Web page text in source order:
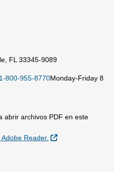
FL 33345-9089
1-800-955-8770Monday-Friday 8
abrir archivos PDF en este
Reader.
Sitio Externo
Externo